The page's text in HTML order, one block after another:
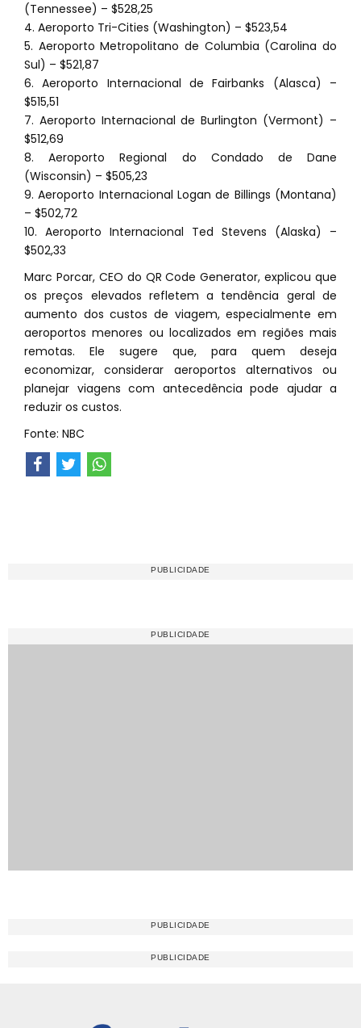
(Tennessee) – $528,25
4. Aeroporto Tri-Cities (Washington) – $523,54
5. Aeroporto Metropolitano de Columbia (Carolina do
Sul) – $521,87
6. Aeroporto Internacional de Fairbanks (Alasca) –
$515,51
7. Aeroporto Internacional de Burlington (Vermont) –
$512,69
8. Aeroporto Regional do Condado de Dane
(Wisconsin) – $505,23
9. Aeroporto Internacional Logan de Billings (Montana)
– $502,72
10. Aeroporto Internacional Ted Stevens (Alaska) –
$502,33
Marc Porcar, CEO do QR Code Generator, explicou que
os preços elevados refletem a tendência geral de
aumento dos custos de viagem, especialmente em
aeroportos menores ou localizados em regiões mais
remotas. Ele sugere que, para quem deseja
economizar, considerar aeroportos alternativos ou
planejar viagens com antecedência pode ajudar a
reduzir os custos.
Fonte: NBC